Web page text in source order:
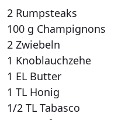
2 Rumpsteaks
100 g Champignons
2 Zwiebeln
1 Knoblauchzehe
1 EL Butter
1 TL Honig
1/2 TL Tabasco